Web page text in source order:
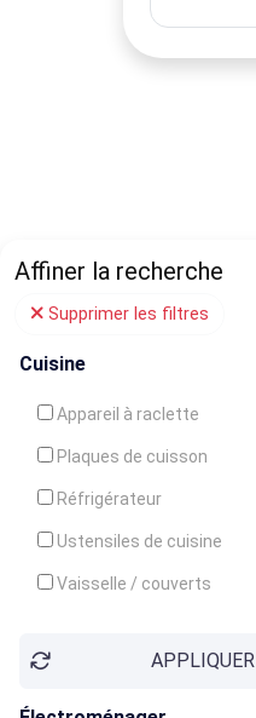
Affiner la recherche
Supprimer les filtres
Cuisine
Appareil à raclette
Plaques de cuisson
Réfrigérateur
Ustensiles de cuisine
Vaisselle / couverts
Congélateur
APPLIQUER